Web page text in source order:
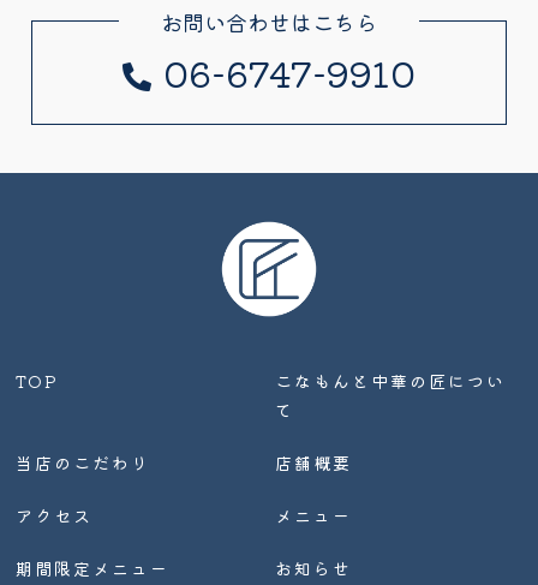
お問い合わせはこちら
06-6747-9910
TOP
こなもんと中華の匠につい
て
当店のこだわり 店舗概要
アクセス メニュー
期間限定メニュー お知らせ